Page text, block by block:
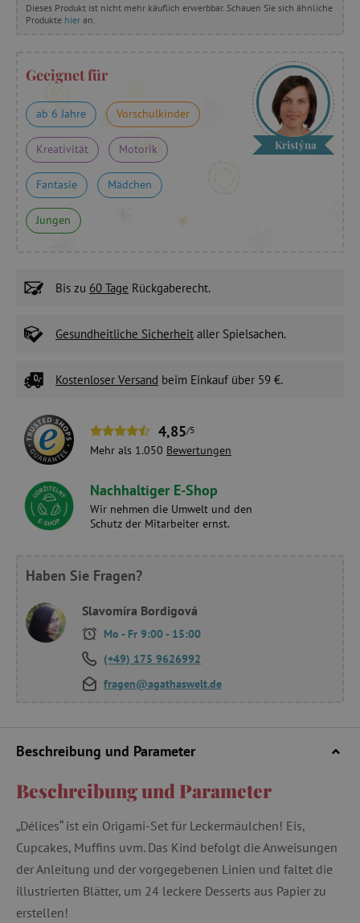
Dieses Produkt ist nicht mehr käuflich erwerbbar. Schauen Sie sich ähnliche
Produkte hier an.
Geeignet für
ab 6 Jahre Vorschulkinder
Kreativität Motorik
Fantasie Mädchen
Jungen
Kristýna
Bis zu 60 Tage Rückgaberecht.
Gesundheitliche Sicherheit aller Spielsachen.
Kostenloser Versand beim Einkauf über 59 €.
4,85/5
Mehr als 1.050 Bewertungen
Nachhaltiger E-Shop
Wir nehmen die Umwelt und den
Schutz der Mitarbeiter ernst.
Haben Sie Fragen?
Slavomíra Bordigová
Mo - Fr 9:00 - 15:00
(+49) 175 9626992
fragen@agathaswelt.de
Beschreibung und Parameter
Beschreibung und Parameter
„Délices“ ist ein Origami-Set für Leckermäulchen! Eis,
Cupcakes, Muffins uvm. Das Kind befolgt die Anweisungen
der Anleitung und der vorgegebenen Linien und faltet die
illustrierten Blätter, um 24 leckere Desserts aus Papier zu
erstellen!